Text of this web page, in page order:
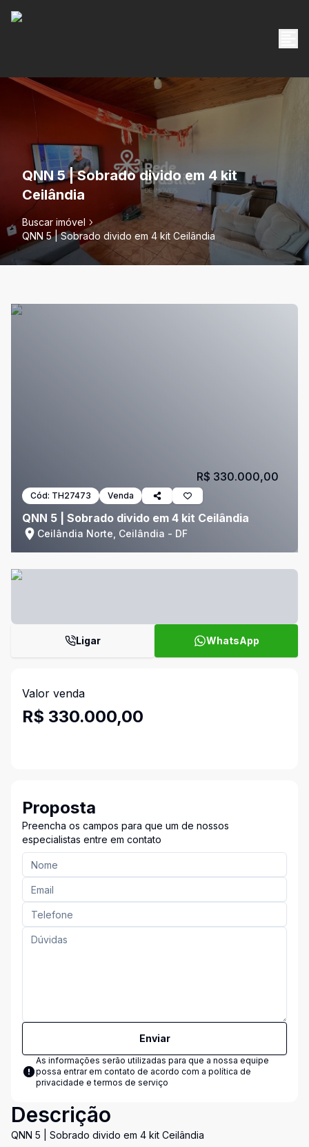
QNN 5 | Sobrado divido em 4 kit
Ceilândia
Buscar imóvel
QNN 5 | Sobrado divido em 4 kit Ceilândia
Cód: TH27473 Venda
QNN 5 | Sobrado divido em 4 kit Ceilândia
Ceilândia Norte, Ceilândia - DF
R$ 330.000,00
Ligar WhatsApp
Valor venda
R$ 330.000,00
Proposta
Preencha os campos para que um de nossos
especialistas entre em contato
Enviar
As informações serão utilizadas para que a nossa equipe
possa entrar em contato de acordo com a política de
privacidade e termos de serviço
Descrição
QNN 5 | Sobrado divido em 4 kit Ceilândia